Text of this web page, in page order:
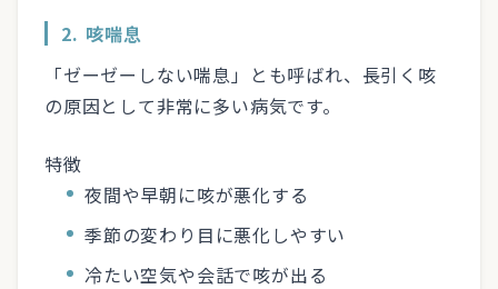
2. 咳喘息
「ゼーゼーしない喘息」とも呼ばれ、長引く咳
の原因として非常に多い病気です。
特徴
夜間や早朝に咳が悪化する
季節の変わり目に悪化しやすい
冷たい空気や会話で咳が出る